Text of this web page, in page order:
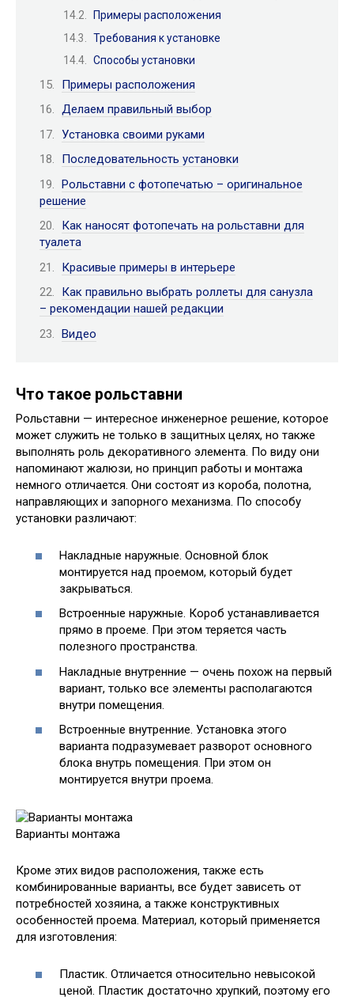
Примеры расположения
Требования к установке
Способы установки
Примеры расположения
Делаем правильный выбор
Установка своими руками
Последовательность установки
Рольставни с фотопечатью – оригинальное
решение
Как наносят фотопечать на рольставни для
туалета
Красивые примеры в интерьере
Как правильно выбрать роллеты для санузла
– рекомендации нашей редакции
Видео
Что такое рольставни
Рольставни — интересное инженерное решение, которое
может служить не только в защитных целях, но также
выполнять роль декоративного элемента. По виду они
напоминают жалюзи, но принцип работы и монтажа
немного отличается. Они состоят из короба, полотна,
направляющих и запорного механизма. По способу
установки различают:
Накладные наружные. Основной блок
монтируется над проемом, который будет
закрываться.
Встроенные наружные. Короб устанавливается
прямо в проеме. При этом теряется часть
полезного пространства.
Накладные внутренние — очень похож на первый
вариант, только все элементы располагаются
внутри помещения.
Встроенные внутренние. Установка этого
варианта подразумевает разворот основного
блока внутрь помещения. При этом он
монтируется внутри проема.
Варианты монтажа
Кроме этих видов расположения, также есть
комбинированные варианты, все будет зависеть от
потребностей хозяина, а также конструктивных
особенностей проема. Материал, который применяется
для изготовления:
Пластик. Отличается относительно невысокой
ценой. Пластик достаточно хрупкий, поэтому его